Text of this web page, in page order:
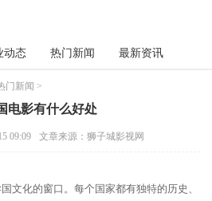
动态 热门新闻 最新资讯
门新闻 >
电影有什么好处
09:09 文章来源：狮子城影视网
文化的窗口。每个国家都有独特的历史、